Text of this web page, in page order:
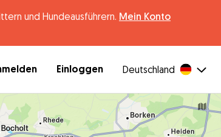
und Hundeausführern. Mein Konto
Einloggen Deutschland